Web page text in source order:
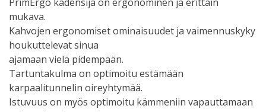
mukava.
Kahvojen ergonomiset ominaisuudet ja vaimennuskyky
houkuttelevat sinua
ajamaan vielä pidempään.
Tartuntakulma on optimoitu estämään
karpaalitunnelin oireyhtymää.
Istuvuus on myös optimoitu kämmeniin vapauttamaan